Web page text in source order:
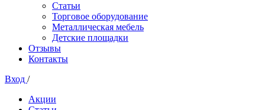
Статьи
Торговое оборудование
Металлическая мебель
Детские площадки
Отзывы
Контакты
Вход /
Акции